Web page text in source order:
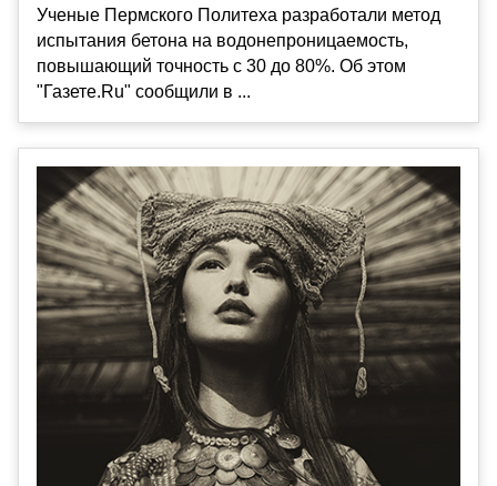
Ученые Пермского Политеха разработали метод
испытания бетона на водонепроницаемость,
повышающий точность с 30 до 80%. Об этом
"Газете.Ru" сообщили в ...